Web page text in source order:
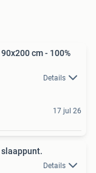
cm - 100%
Details
17 jul 26
Details